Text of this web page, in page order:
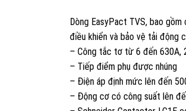
Dòng EasyPact TVS, bao
điều khiển và bảo vệ tải động
– Công tắc tơ từ 6 đến 630A,
– Tiếp điểm phụ được nhúng
– Điện áp định mức lên đến
– Động cơ có công suất lên